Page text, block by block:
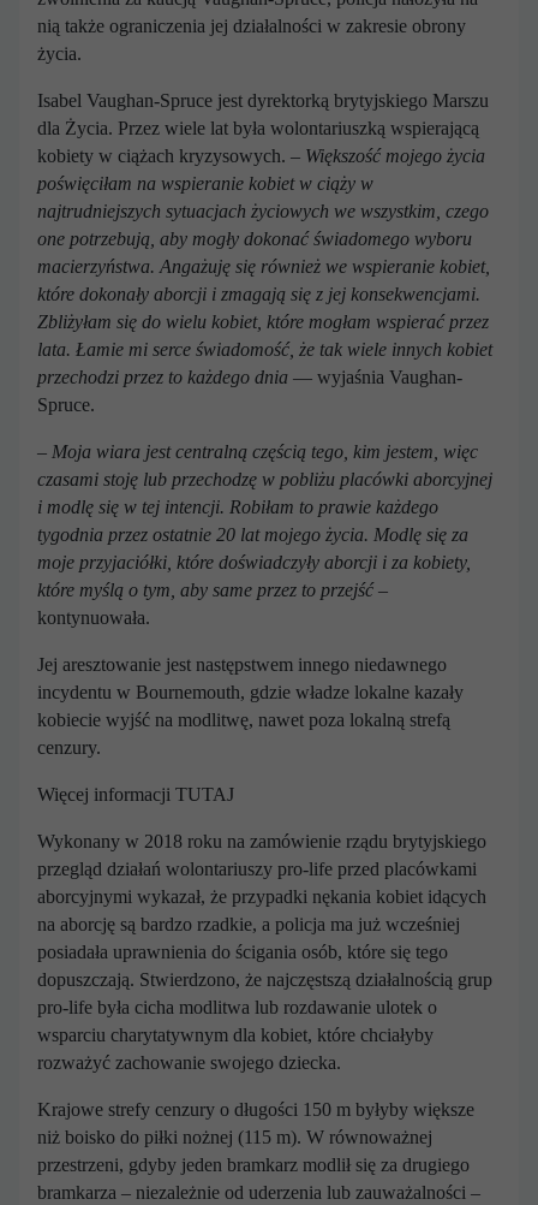
nią także ograniczenia jej działalności w zakresie obrony
życia.
Isabel Vaughan-Spruce jest dyrektorką brytyjskiego Marszu
dla Życia. Przez wiele lat była wolontariuszką wspierającą
kobiety w ciążach kryzysowych. – Większość mojego życia
poświęciłam na wspieranie kobiet w ciąży w
najtrudniejszych sytuacjach życiowych we wszystkim, czego
one potrzebują, aby mogły dokonać świadomego wyboru
macierzyństwa. Angażuję się również we wspieranie kobiet,
które dokonały aborcji i zmagają się z jej konsekwencjami.
Zbliżyłam się do wielu kobiet, które mogłam wspierać przez
lata. Łamie mi serce świadomość, że tak wiele innych kobiet
przechodzi przez to każdego dnia — wyjaśnia Vaughan-
Spruce.
– Moja wiara jest centralną częścią tego, kim jestem, więc
czasami stoję lub przechodzę w pobliżu placówki aborcyjnej
i modlę się w tej intencji. Robiłam to prawie każdego
tygodnia przez ostatnie 20 lat mojego życia. Modlę się za
moje przyjaciółki, które doświadczyły aborcji i za kobiety,
które myślą o tym, aby same przez to przejść–
kontynuowała.
Jej aresztowanie jest następstwem innego niedawnego
incydentu w Bournemouth, gdzie władze lokalne kazały
kobiecie wyjść na modlitwę, nawet poza lokalną strefą
cenzury.
Więcej informacji TUTAJ
Wykonany w 2018 roku na zamówienie rządu brytyjskiego
przegląd działań wolontariuszy pro-life przed placówkami
aborcyjnymi wykazał, że przypadki nękania kobiet idących
na aborcję są bardzo rzadkie, a policja ma już wcześniej
posiadała uprawnienia do ścigania osób, które się tego
dopuszczają. Stwierdzono, że najczęstszą działalnością grup
pro-life była cicha modlitwa lub rozdawanie ulotek o
wsparciu charytatywnym dla kobiet, które chciałyby
rozważyć zachowanie swojego dziecka.
Krajowe strefy cenzury o długości 150 m byłyby większe
niż boisko do piłki nożnej (115 m). W równoważnej
przestrzeni, gdyby jeden bramkarz modlił się za drugiego
bramkarza – niezależnie od uderzenia lub zauważalności –